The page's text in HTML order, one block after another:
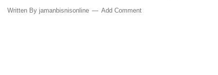
Written By jamanbisnisonline Add Comment